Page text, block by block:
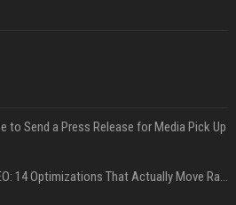
to Send a Press Release for Media Pick Up
Press Release SEO: 14 Optimizations That Actually Move Rankings